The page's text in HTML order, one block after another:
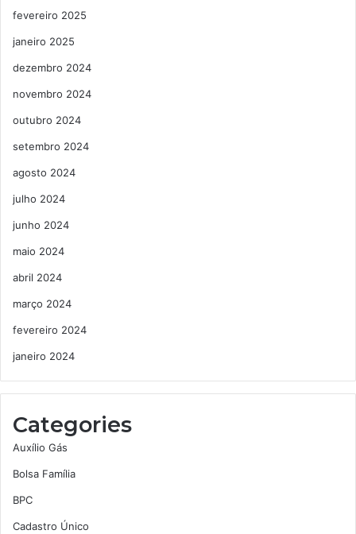
fevereiro 2025
janeiro 2025
dezembro 2024
novembro 2024
outubro 2024
setembro 2024
agosto 2024
julho 2024
junho 2024
maio 2024
abril 2024
março 2024
fevereiro 2024
janeiro 2024
Categories
Auxílio Gás
Bolsa Família
BPC
Cadastro Único